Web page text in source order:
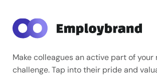
Make colleagues an active part of
challenge. Tap into their pride and